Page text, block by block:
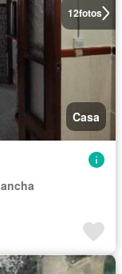
12fotos
Casa